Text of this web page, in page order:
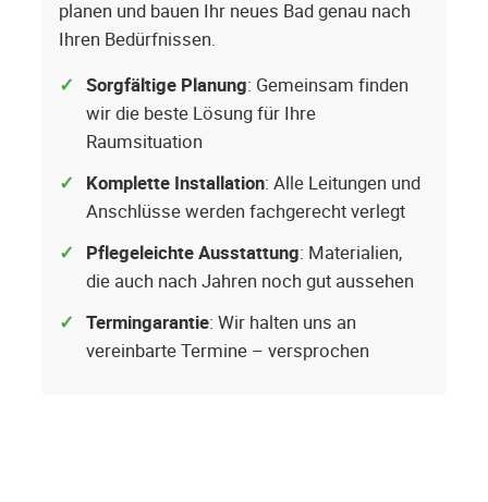
planen und bauen Ihr neues Bad genau nach
Ihren Bedürfnissen.
Sorgfältige Planung: Gemeinsam finden
wir die beste Lösung für Ihre
Raumsituation
Komplette Installation: Alle Leitungen und
Anschlüsse werden fachgerecht verlegt
Pflegeleichte Ausstattung: Materialien,
die auch nach Jahren noch gut aussehen
Termingarantie: Wir halten uns an
vereinbarte Termine – versprochen